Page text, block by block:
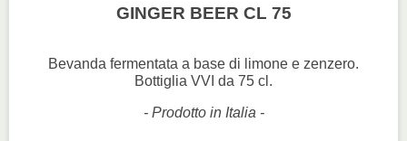
GINGER BEER CL 75
Bevanda fermentata a base di limone e zenzero.
Bottiglia VVI da 75 cl.
- Prodotto in Italia -